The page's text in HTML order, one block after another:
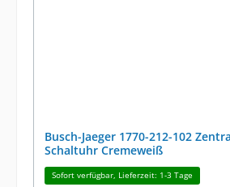
Busch-Jaeger 1770-212-102
Schaltuhr Cremeweiß
Sofort verfügbar, Lieferzeit: 1-3 Tage